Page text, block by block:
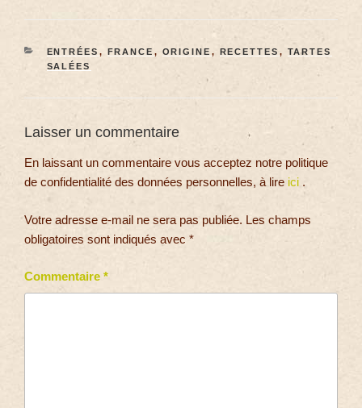
ENTRÉES , FRANCE , ORIGINE , RECETTES , TARTES
SALÉES
Laisser un commentaire
En laissant un commentaire vous acceptez notre politique
de confidentialité des données personnelles, à lire ici .
Votre adresse e-mail ne sera pas publiée. Les champs
obligatoires sont indiqués avec *
Commentaire *